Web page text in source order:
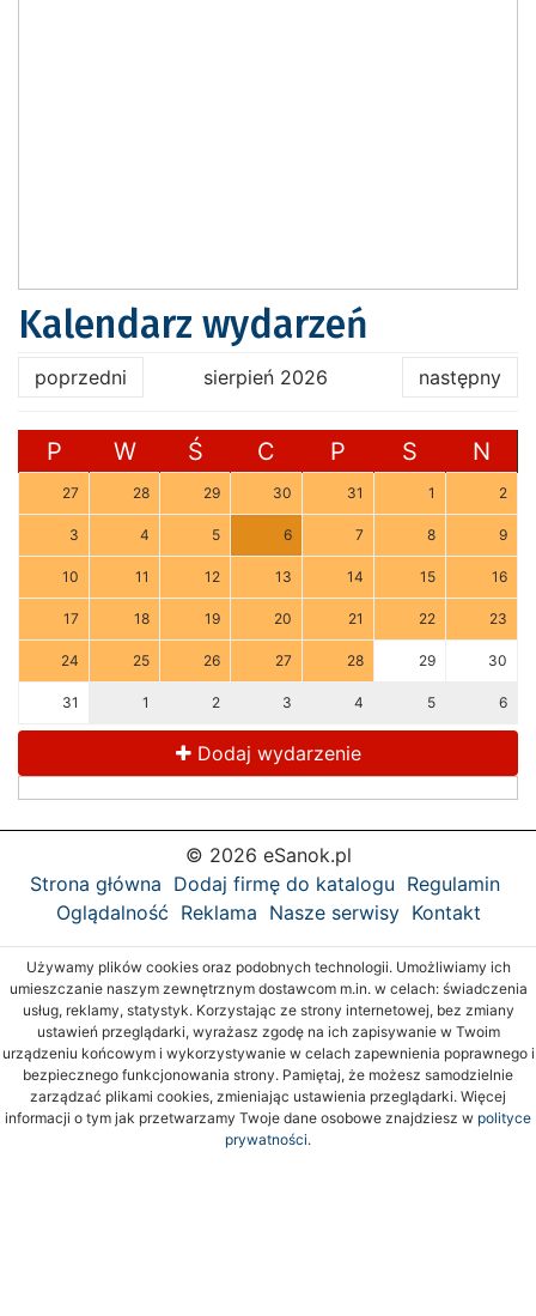
Kalendarz wydarzeń
poprzedni sierpień 2026 następny
P W Ś C P S N
27 28 29 30 31 1 2
3 4 5 6 7 8 9
10 11 12 13 14 15 16
17 18 19 20 21 22 23
24 25 26 27 28 29 30
31 1 2 3 4 5 6
Dodaj wydarzenie
© 2026 eSanok.pl
Strona główna Dodaj firmę do katalogu Regulamin
Oglądalność Reklama Nasze serwisy Kontakt
Używamy plików cookies oraz podobnych technologii. Umożliwiamy ich
umieszczanie naszym zewnętrznym dostawcom m.in. w celach: świadczenia
usług, reklamy, statystyk. Korzystając ze strony internetowej, bez zmiany
ustawień przeglądarki, wyrażasz zgodę na ich zapisywanie w Twoim
urządzeniu końcowym i wykorzystywanie w celach zapewnienia poprawnego i
bezpiecznego funkcjonowania strony. Pamiętaj, że możesz samodzielnie
zarządzać plikami cookies, zmieniając ustawienia przeglądarki. Więcej
informacji o tym jak przetwarzamy Twoje dane osobowe znajdziesz w polityce
prywatności.